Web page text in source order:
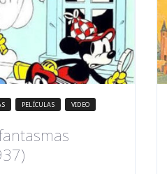
PELÍCULAS VIDEO